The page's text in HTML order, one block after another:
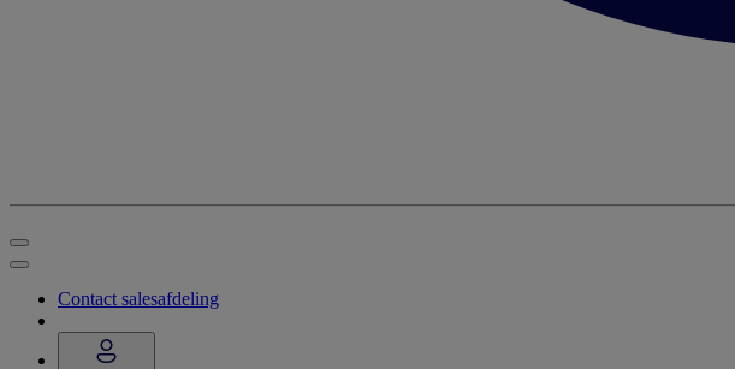
Contact salesafdeling